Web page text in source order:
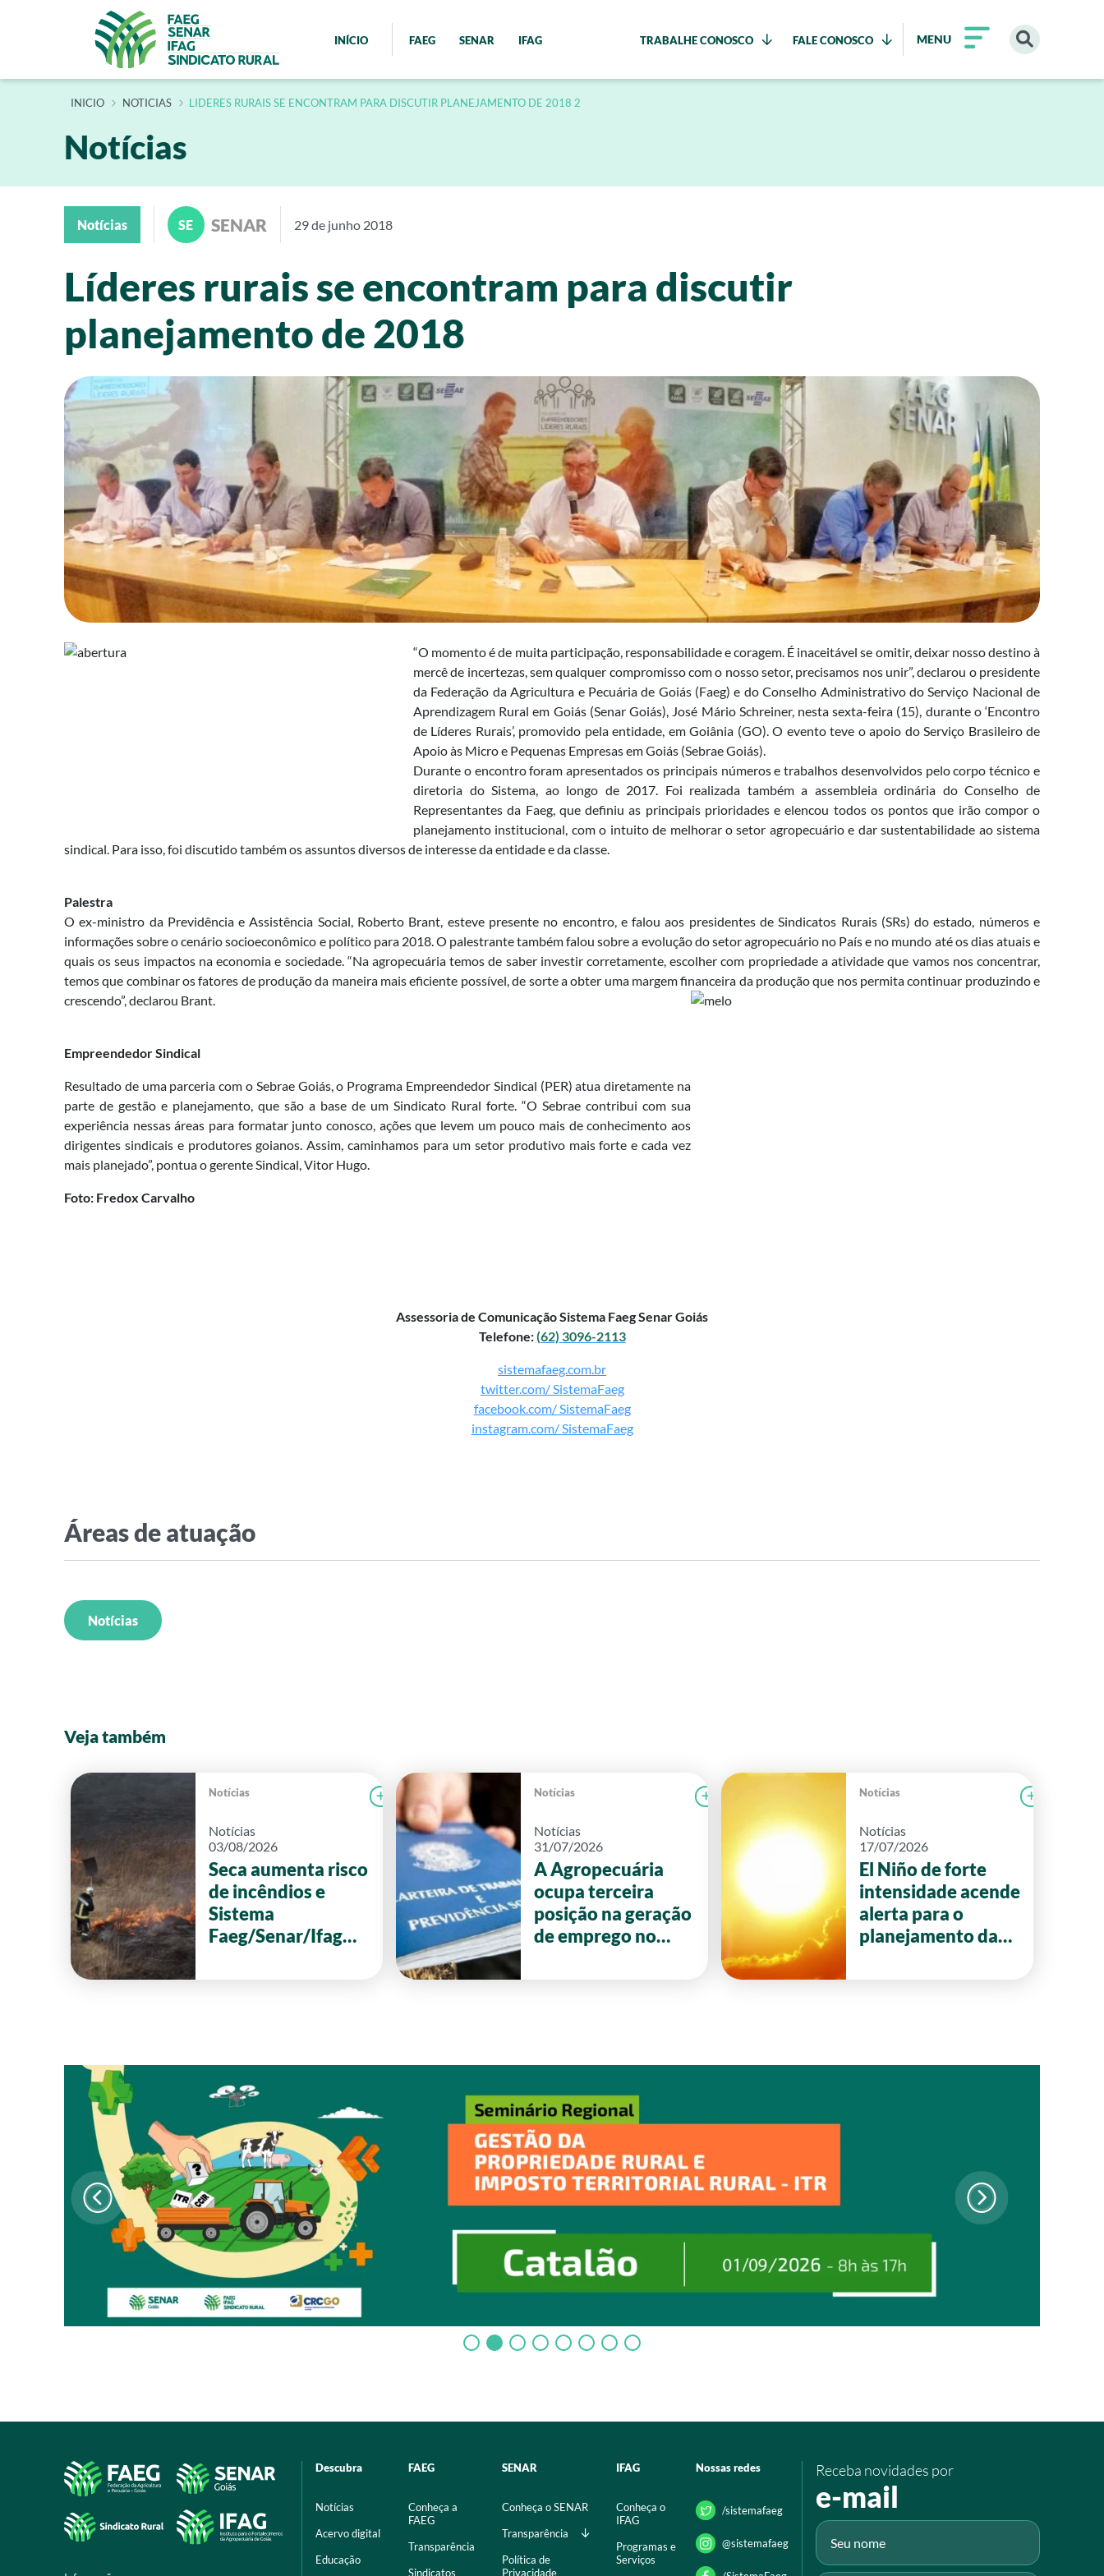
INÍCIO FAEG SENAR IFAG TRABALHE CONOSCO FALE CONOSCO MENU
INÍCIO NOTICIAS LIDERES RURAIS SE ENCONTRAM PARA DISCUTIR PLANEJAMENTO DE 2018 2
Notícias
Notícias SE SENAR 29 de junho 2018
Líderes rurais se encontram para discutir
planejamento de 2018
“O momento é de muita participação, responsabilidade e coragem. É inaceitável se omitir, deixar nosso destino à
mercê de incertezas, sem qualquer compromisso com o nosso setor, precisamos nos unir”, declarou o presidente
da Federação da Agricultura e Pecuária de Goiás (Faeg) e do Conselho Administrativo do Serviço Nacional de
Aprendizagem Rural em Goiás (Senar Goiás), José Mário Schreiner, nesta sexta-feira (15), durante o ‘Encontro
de Líderes Rurais’, promovido pela entidade, em Goiânia (GO). O evento teve o apoio do Serviço Brasileiro de
Apoio às Micro e Pequenas Empresas em Goiás (Sebrae Goiás).
Durante o encontro foram apresentados os principais números e trabalhos desenvolvidos pelo corpo técnico e
diretoria do Sistema, ao longo de 2017. Foi realizada também a assembleia ordinária do Conselho de
Representantes da Faeg, que definiu as principais prioridades e elencou todos os pontos que irão compor o
planejamento institucional, com o intuito de melhorar o setor agropecuário e dar sustentabilidade ao sistema
sindical. Para isso, foi discutido também os assuntos diversos de interesse da entidade e da classe.
Palestra
O ex-ministro da Previdência e Assistência Social, Roberto Brant, esteve presente no encontro, e falou aos presidentes de Sindicatos Rurais (SRs) do estado, números e
informações sobre o cenário socioeconômico e político para 2018. O palestrante também falou sobre a evolução do setor agropecuário no País e no mundo até os dias atuais e
quais os seus impactos na economia e sociedade. “Na agropecuária temos de saber investir corretamente, escolher com propriedade a atividade que vamos nos concentrar,
temos que combinar os fatores de produção da maneira mais eficiente possível, de sorte a obter uma margem financeira da produção que nos permita continuar produzindo e
crescendo”, declarou Brant.
Empreendedor Sindical
Resultado de uma parceria com o Sebrae Goiás, o Programa Empreendedor Sindical (PER) atua diretamente na
parte de gestão e planejamento, que são a base de um Sindicato Rural forte. “O Sebrae contribui com sua
experiência nessas áreas para formatar junto conosco, ações que levem um pouco mais de conhecimento aos
dirigentes sindicais e produtores goianos. Assim, caminhamos para um setor produtivo mais forte e cada vez
mais planejado”, pontua o gerente Sindical, Vitor Hugo.
Foto: Fredox Carvalho
Assessoria de Comunicação Sistema Faeg Senar Goiás
Telefone:(62) 3096-2113
sistemafaeg.com.br
twitter.com/ SistemaFaeg
facebook.com/ SistemaFaeg
instagram.com/ SistemaFaeg
Áreas de atuação
Notícias
Veja também
Notícias
Notícias
03/08/2026
Seca aumenta risco
de incêndios e
Sistema
Faeg/Senar/Ifag
Ler notícia CAMPOLAB Notícias
Notícias
31/07/2026
A Agropecuária
ocupa terceira
posição na geração
de emprego no
Notícias
Notícias
17/07/2026
El Niño de forte
intensidade acende
alerta para o
planejamento da
Descubra
Notícias
Acervo digital
Educação
FAEG
Conheça a
FAEG
Transparência
Sindicatos
SENAR
Conheça o SENAR
Transparência
Política de
Privacidade
IFAG
Conheça o
IFAG
Programas e
Serviços
Nossas redes
/sistemafaeg
@sistemafaeg
Receba novidades por
e-mail